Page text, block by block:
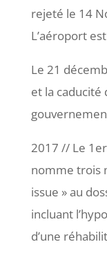
rejeté le 14
L’aéroport
Le 21
et la caducité
2017 // Le
nomme trois
issue » au
incluant
d’une